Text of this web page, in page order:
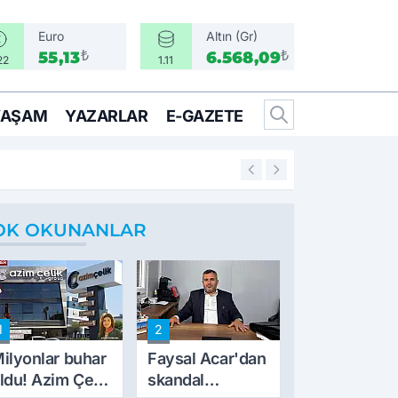
Euro
55,13₺ 1.11
Altın (Gr)
6.568,09₺
YAZARLAR E-GAZETE
17:21
OKUNANLAR
buhar
Azim Çelik
2
Faysal Acar'dan
skandal